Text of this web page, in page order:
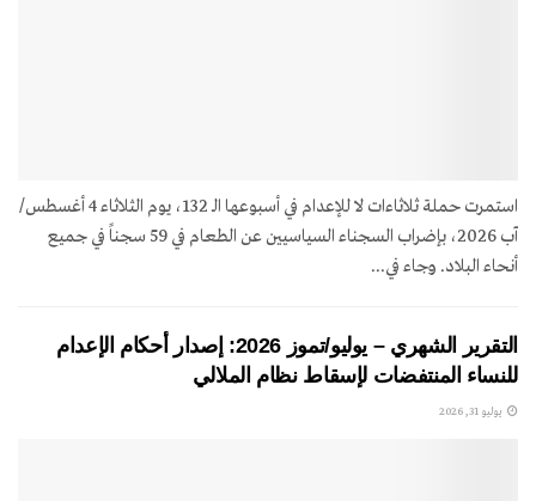
استمرت حملة ثلاثاءات لا للإعدام في أسبوعها الـ 132، يوم الثلاثاء 4 أغسطس/
آب 2026، بإضراب السجناء السياسيين عن الطعام في 59 سجناً في جميع
أنحاء البلاد. وجاء في...
التقرير الشهري – يوليو/تموز 2026: إصدار أحكام الإعدام
للنساء المنتفضات لإسقاط نظام الملالي
يوليو 31, 2026